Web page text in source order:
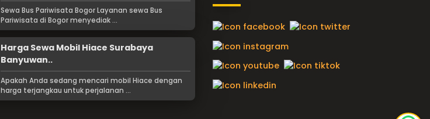
Sewa Bus Pariwisata Bogor Layanan sewa Bus
Pariwisata di Bogor menyediak ...
Harga Sewa Mobil Hiace Surabaya
Banyuwan..
Apakah Anda sedang mencari mobil Hiace dengan
harga terjangkau untuk perjalanan ...